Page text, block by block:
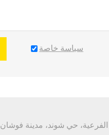
سياسة خاصة
الفرعية، حي شوند، مدينة فوشان